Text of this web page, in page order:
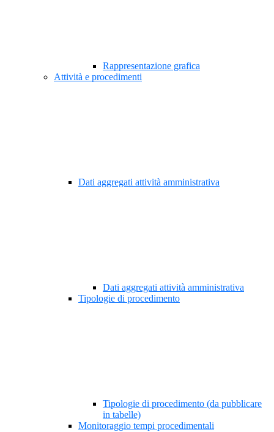
Rappresentazione grafica
Attività e procedimenti
Dati aggregati attività amministrativa
Dati aggregati attività amministrativa
Tipologie di procedimento
Tipologie di procedimento (da pubblicare
in tabelle)
Monitoraggio tempi procedimentali